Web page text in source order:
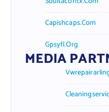
Capishcaps.com
Gpsyfl.org
MEDIA